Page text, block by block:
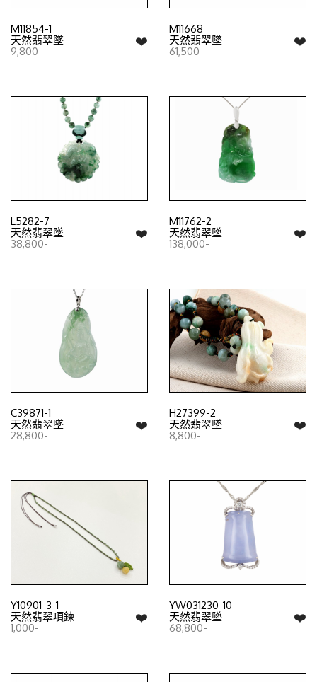
M11854-1
❤️
天然翡翠墜
9,800-
M11668
❤️
天然翡翠墜
61,500-
L5282-7
❤️
天然翡翠墜
38,800-
M11762-2
❤️
天然翡翠墜
138,000-
C39871-1
❤️
天然翡翠墜
28,800-
H27399-2
❤️
天然翡翠墜
8,800-
Y10901-3-1
❤️
天然翡翠項鍊
1,000-
YW031230-10
❤️
天然翡翠墜
68,800-